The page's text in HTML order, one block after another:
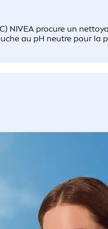
NIVEA procure un
au pH neutre pour